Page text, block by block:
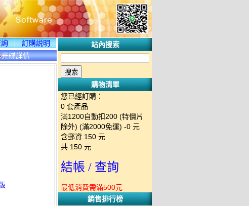
訂購説明
光碟詳情
站內搜索
購物清單
您已經訂購：
0 套產品
滿1200自動扣200 (特價片
除外) (滿2000免運) -0 元
含郵資 150 元
共 150 元
結帳 / 查詢
最低消費需滿500元
銷售排行榜